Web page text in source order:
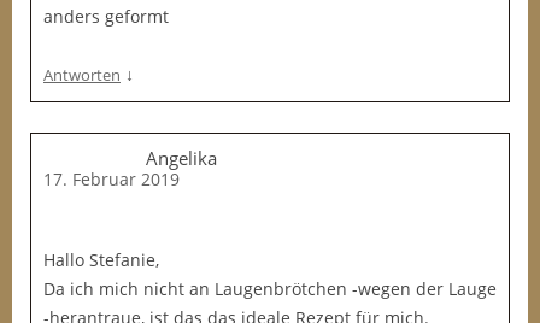
anders geformt
Antworten ↓
Angelika
17. Februar 2019
Hallo Stefanie,
Da ich mich nicht an Laugenbrötchen -wegen der Lauge
-herantraue, ist das das ideale Rezept für mich.